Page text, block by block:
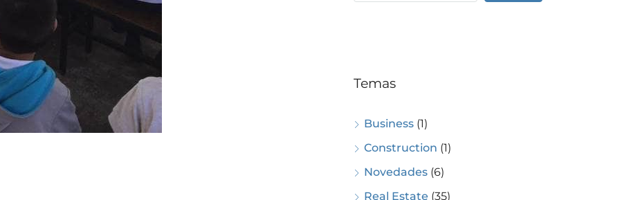
Temas
Business (1)
Construction (1)
Novedades (6)
Real Estate (35)